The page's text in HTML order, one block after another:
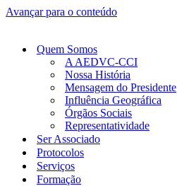
Avançar para o conteúdo
Quem Somos
A AEDVC-CCI
Nossa História
Mensagem do Presidente
Influência Geográfica
Órgãos Sociais
Representatividade
Ser Associado
Protocolos
Serviços
Formação